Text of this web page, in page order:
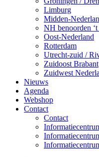
Limburg
Midden-
NH benoorden ‘t
Oost-Nederland
Rotterdam
Utrecht-zuid /
Zuidoost Brabant
Zuidwest
Nieuws
Agenda
Webshop
Contact
Contact